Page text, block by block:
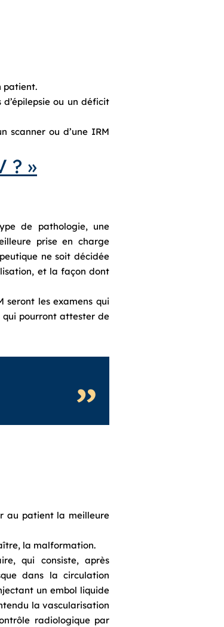
patient.
ou un déficit
scanner ou d’une IRM
? »
de pathologie, une
prise en charge
ne soit décidée
et la façon dont
seront les examens qui
qui pourront attester de
au patient la meilleure
la malformation.
qui consiste, après
dans la circulation
un embol liquide
la vascularisation
radiologique par